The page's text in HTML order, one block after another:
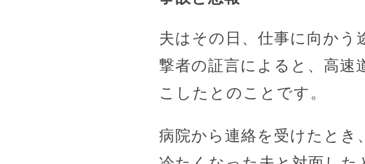
夫はその日、仕事に向かう
撃者の証言によると、高速
こしたとのことです。
病院から連絡を受けたと